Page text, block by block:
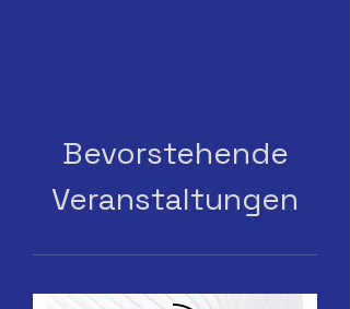
Bevorstehende
Veranstaltungen